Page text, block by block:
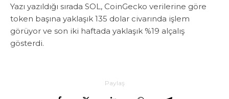
Yazı yazıldığı sırada SOL, CoinGecko verilerine göre
token başına yaklaşık 135 dolar civarında işlem
görüyor ve son iki haftada yaklaşık %19 alçalış
gösterdi.
Paylaş